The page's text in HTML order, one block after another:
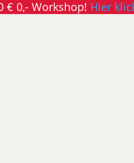
€ 0,- Workshop! Hier